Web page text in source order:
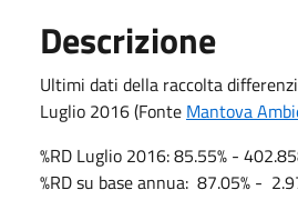
Descrizione
Ultimi dati della raccolta
Luglio 2016 (Fonte Mantova
%RD Luglio 2016: 85.55% -
%RD su base annua: 87.05% -